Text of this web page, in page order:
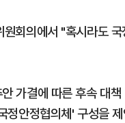
회의에서 "혹시라도
가결에 따른 후속 대
정안정협의체' 구성을